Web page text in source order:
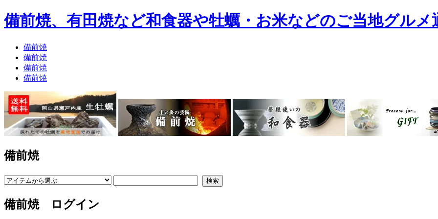
備前焼、有田焼など和食器や牡蠣・お米などのご当地グルメ
備前焼
備前焼
備前焼
備前焼
備前焼
備前焼 ログイン